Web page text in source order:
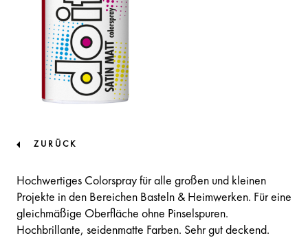
ZURÜCK
Hochwertiges Colorspray für alle großen und kleinen
Projekte in den Bereichen Basteln & Heimwerken. Für eine
gleichmäßige Oberfläche ohne Pinselspuren.
Hochbrillante, seidenmatte Farben. Sehr gut deckend.